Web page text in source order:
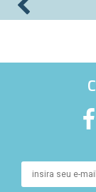
Páginas